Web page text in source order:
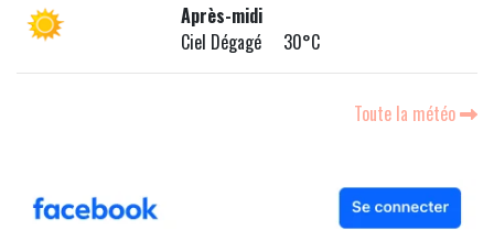
Après-midi
Ciel Dégagé 30°C
Toute la météo